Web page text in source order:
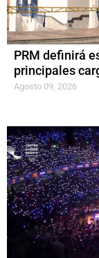
PRM definirá
principales
Agosto 09, 2026